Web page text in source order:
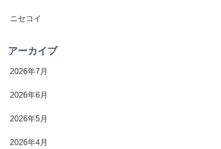
ニセコイ
アーカイブ
2026年7月
2026年6月
2026年5月
2026年4月